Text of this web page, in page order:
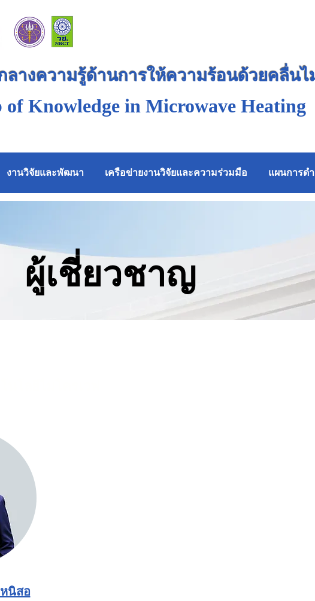
ลางความรู้ด้านการให้ความร้อนด้วยคลื่นไ
of Knowledge in Microwave Heating
งานวิจัยและพัฒนา เครือข่ายงานวิจัยและความร่วมมือ แผนการด
ผู้เชี่ยวชาญ
นิสอ